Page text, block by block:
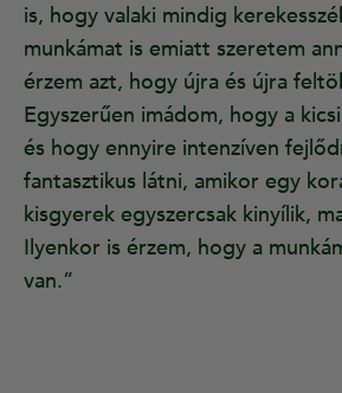
is, hogy valaki mindig
munkámat is emiatt szeretem
érzem azt, hogy újra és újra
Egyszerűen imádom, hogy a
és hogy ennyire intenzíven
fantasztikus látni, amikor egy
kisgyerek egyszercsak kinyílik,
Ilyenkor is érzem, hogy a
van.”